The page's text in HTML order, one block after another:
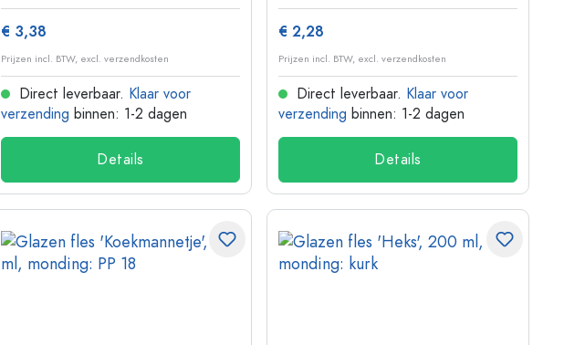
€ 3,38
Prijzen incl. BTW, excl. verzendkosten
Direct leverbaar. Klaar voor
verzending binnen: 1-2 dagen
Details
€ 2,28
Prijzen incl. BTW, excl. verzendkosten
Direct leverbaar. Klaar voor
verzending binnen: 1-2 dagen
Details